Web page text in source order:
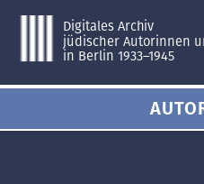
Digitales Archiv
jüdischer Autorinnen
in Berlin 1933–1945